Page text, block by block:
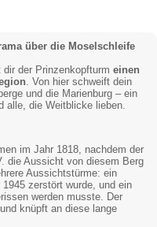
über die Moselschleife
der Prinzenkopfturm einen
. Von hier schweift dein
und die Marienburg – ein
alle, die Weitblicke lieben.
im Jahr 1818, nachdem der
die Aussicht von diesem Berg
Aussichtstürme: ein
zerstört wurde, und ein
werden musste. Der
knüpft an diese lange